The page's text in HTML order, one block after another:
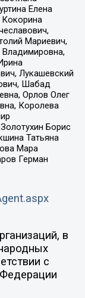
Елена
Мариевич,
Лукашевский
Шабад
Орлов Олег
Королева
Борис
Татьяна
Мара
Герман
в
с